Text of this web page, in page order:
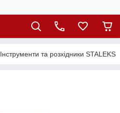
Інструменти та розхідники STALEKS